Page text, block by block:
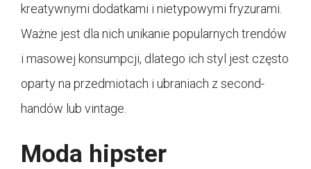
kreatywnymi dodatkami i nietypowymi fryzurami.
Ważne jest dla nich unikanie popularnych trendów
i masowej konsumpcji, dlatego ich styl jest często
oparty na przedmiotach i ubraniach z second-
handów lub vintage.
Moda hipster